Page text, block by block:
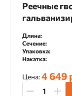
Реечные
Длина:
Сечение:
Упаковка:
Накатка:
Цена:4 649